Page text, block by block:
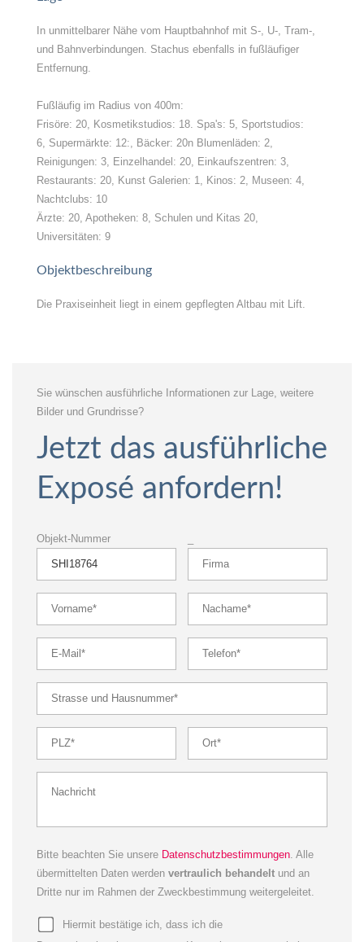
In unmittelbarer Nähe vom Hauptbahnhof mit S-, U-, Tram-,
und Bahnverbindungen. Stachus ebenfalls in fußläufiger
Entfernung.
Fußläufig im Radius von 400m:
Frisöre: 20, Kosmetikstudios: 18. Spa's: 5, Sportstudios:
6, Supermärkte: 12:, Bäcker: 20n Blumenläden: 2,
Reinigungen: 3, Einzelhandel: 20, Einkaufszentren: 3,
Restaurants: 20, Kunst Galerien: 1, Kinos: 2, Museen: 4,
Nachtclubs: 10
Ärzte: 20, Apotheken: 8, Schulen und Kitas 20,
Universitäten: 9
Objektbeschreibung
Die Praxiseinheit liegt in einem gepflegten Altbau mit Lift.
Sie wünschen ausführliche Informationen zur Lage, weitere
Bilder und Grundrisse?
Jetzt das ausführliche
Exposé anfordern!
Objekt-Nummer
Bitte beachten Sie unsere Datenschutzbestimmungen. Alle
übermittelten Daten werden vertraulich behandelt und an
Dritte nur im Rahmen der Zweckbestimmung weitergeleitet.
Hiermit bestätige ich, dass ich die